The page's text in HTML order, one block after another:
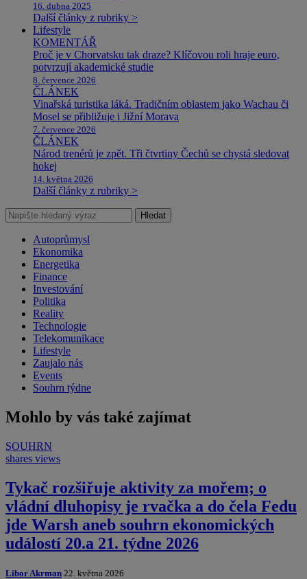
16. dubna 2025
Další články z rubriky >
Lifestyle
KOMENTÁŘ
Proč je v Chorvatsku tak draze? Klíčovou roli hraje euro,
potvrzují akademické studie
8. července 2026
ČLÁNEK
Vinařská turistika láká. Tradičním oblastem jako Wachau či
Mosel se přibližuje i Jižní Morava
7. července 2026
ČLÁNEK
Národ trenérů je zpět. Tři čtvrtiny Čechů se chystá sledovat
hokej
14. května 2026
Další články z rubriky >
Hledat
Autoprůmysl
Ekonomika
Energetika
Finance
Investování
Politika
Reality
Technologie
Telekomunikace
Lifestyle
Zaujalo nás
Events
Souhrn týdne
Mohlo by vás také zajímat
SOUHRN
shares views
Tykač rozšiřuje aktivity za mořem; o
vládní dluhopisy je rvačka a do čela Fedu
jde Warsh aneb souhrn ekonomických
událostí 20.a 21. týdne 2026
Libor Akrman 22. května 2026